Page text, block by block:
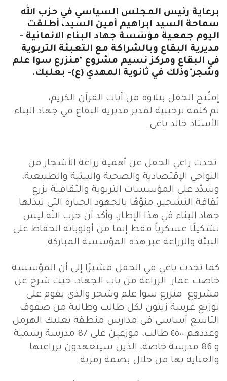
برعاية رئيس المجلس السياسي في حزب الله
سماحة السيد ابراهيم أمين السيد، أطلقت
اليوم جمعية مؤسّسة جهاد البناء الانمائية -
مديرية البقاع وبالشراكة مع التعبئة التربوية
في البقاع ومركز نسيم مشروع "منزرع سوا علم
وشجر"وذلك في ثانوية المهدي (ع)- بعلبك.
إفتُتح الحفل بتلاوة من آيات القرآن الكريم،
ثم كلمة ترحيبية لمدير مديرية البقاع في جهاد البناء
الأستاذ خالد ياغي.
تحدث راعي الحفل عن أهمية زراعة الأشجار من
النواحي الإقتصادية والصحية والبيئية والطبيعية،
وشدّد على المؤسسات التربوية والثقافية بزرع
ثقافة التشجير، منوّهًا بالجهود الجبارة التي تبذلها
جهاد البناء في هذا الإطار، وأكد أن حزب الله ليس
تشكيلًا عسكرياً فقط إنما من أولوياته الحفاظ على
البيئة والزراعة عبر هذه المؤسسة المباركة.
كما تحدث ياغي في الحفل مشيرًا إلى أن المؤسسة
خاضت غمار الزراعة من باب الجهاد، حيث شرح عن
مشروع منزرع سوا علم وشجر والذي يقوم على
توزيع غرسة زيتون لكل طالب وطالبة من صفوف
التاسع أساسي في مدارس منطقة بعلبك الهرمل
وعددهم ٤٥٠٠ طالب، موزعين على 87 مدرسة رسمية
و 86 مدرسة خاصة، الذين سيتعهدون بزراعتها
والعناية بها من خلال بصمة رمزية.